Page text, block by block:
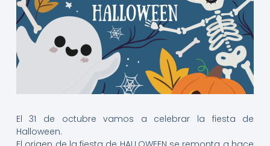
El 31 de octubre vamos a celebrar la fiesta de
Halloween.